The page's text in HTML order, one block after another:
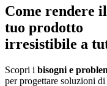
Come rendere il
tuo prodotto
irresistibile a
Scopri i bisogni e
per progettare soluzioni di